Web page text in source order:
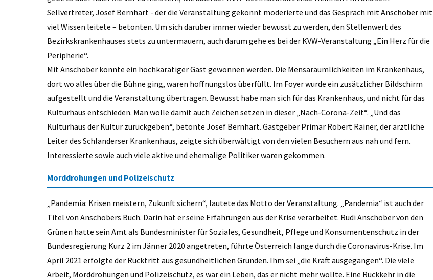
Sellvertreter, Josef Bernhart - der die Veranstaltung gekonnt moderierte und das Gespräch mit Anschober mit
viel Wissen leitete – betonten. Um sich darüber immer wieder bewusst zu werden, den Stellenwert des
Bezirkskrankenhauses stets zu untermauern, auch darum gehe es bei der KVW-Veranstaltung „Ein Herz für die
Peripherie“.
Mit Anschober konnte ein hochkarätiger Gast gewonnen werden. Die Mensaräumlichkeiten im Krankenhaus,
dort wo alles über die Bühne ging, waren hoffnungslos überfüllt. Im Foyer wurde ein zusätzlicher Bildschirm
aufgestellt und die Veranstaltung übertragen. Bewusst habe man sich für das Krankenhaus, und nicht für das
Kulturhaus entschieden. Man wolle damit auch Zeichen setzen in dieser „Nach-Corona-Zeit“. „Und das
Kulturhaus der Kultur zurückgeben“, betonte Josef Bernhart. Gastgeber Primar Robert Rainer, der ärztliche
Leiter des Schlanderser Krankenhaus, zeigte sich überwältigt von den vielen Besuchern aus nah und fern.
Interessierte sowie auch viele aktive und ehemalige Politiker waren gekommen.
Morddrohungen und Polizeischutz
„Pandemia: Krisen meistern, Zukunft sichern“, lautete das Motto der Veranstaltung. „Pandemia“ ist auch der
Titel von Anschobers Buch. Darin hat er seine Erfahrungen aus der Krise verarbeitet. Rudi Anschober von den
Grünen hatte sein Amt als Bundesminister für Soziales, Gesundheit, Pflege und Konsumentenschutz in der
Bundesregierung Kurz 2 im Jänner 2020 angetreten, führte Österreich lange durch die Coronavirus-Krise. Im
April 2021 erfolgte der Rücktritt aus gesundheitlichen Gründen. Ihm sei „die Kraft ausgegangen“. Die viele
Arbeit, Morddrohungen und Polizeischutz, es war ein Leben, das er nicht mehr wollte. Eine Rückkehr in die